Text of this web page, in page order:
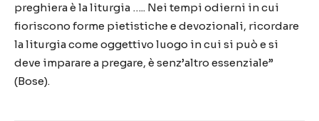
preghiera è la liturgia ….. Nei tempi odierni in cui
fioriscono forme pietistiche e devozionali, ricordare
la liturgia come oggettivo luogo in cui si può e si
deve imparare a pregare, è senz’altro essenziale”
(Bose).